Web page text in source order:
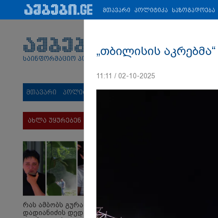
პარტნიორები: ახალი ამბები ეკონომიკა ვიდეო
საინფორმაციო პორტალი
მთავარი პოლიტიკა
ახლა უყურებენ
რას ამბობს გურამ
დადიანიძის დედა
მთავარი პოლიტიკა საზოგადოება
„თბილისის
11:11 / 02-10-2025